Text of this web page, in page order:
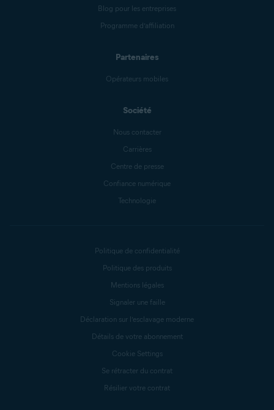
Blog pour les entreprises
Programme d’affiliation
Partenaires
Opérateurs mobiles
Société
Nous contacter
Carrières
Centre de presse
Confiance numérique
Technologie
Politique de confidentialité
Politique des produits
Mentions légales
Signaler une faille
Déclaration sur l’esclavage moderne
Détails de votre abonnement
Cookie Settings
Se rétracter du contrat
Résilier votre contrat